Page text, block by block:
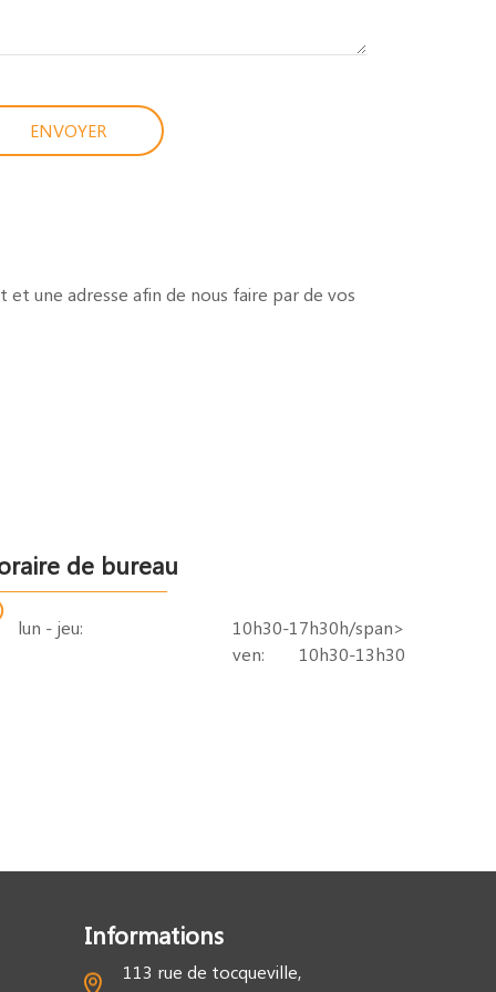
ENVOYER
une adresse afin de nous faire par de vos
de bureau
lun - jeu:
10h30-17h30h/span>
ven:
10h30-13h30
Informations
113 rue de tocqueville,